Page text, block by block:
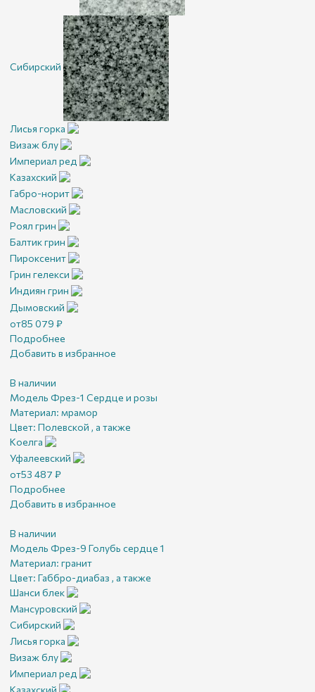
Сибирский
Лисья горка
Визаж блу
Империал ред
Казахский
Габро-норит
Масловский
Роял грин
Балтик грин
Пироксенит
Грин гелекси
Индиян грин
Дымовский
от85 079 ₽
Подробнее
Добавить в избранное
В наличии
Модель Фрез-1 Сердце и розы
Материал: мрамор
Цвет: Полевской , а также
Коелга
Уфалеевский
от53 487 ₽
Подробнее
Добавить в избранное
В наличии
Модель Фрез-9 Голубь сердце 1
Материал: гранит
Цвет: Габбро-диабаз , а также
Шанси блек
Мансуровский
Сибирский
Лисья горка
Визаж блу
Империал ред
Казахский